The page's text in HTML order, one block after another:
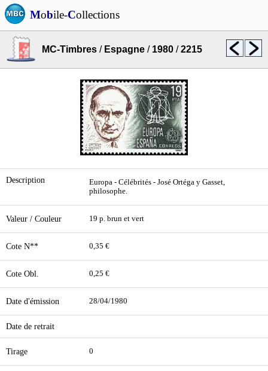
Mobile-Collections
MC-Timbres / Espagne / 1980 /2215
Description
Europa - Célébrités - José Ortéga y Gasset,
philosophe.
Valeur / Couleur 19 p. brun et vert
Cote N** 0,35 €
Cote Obl. 0,25 €
Date d'émission 28/04/1980
Date de retrait
Tirage 0